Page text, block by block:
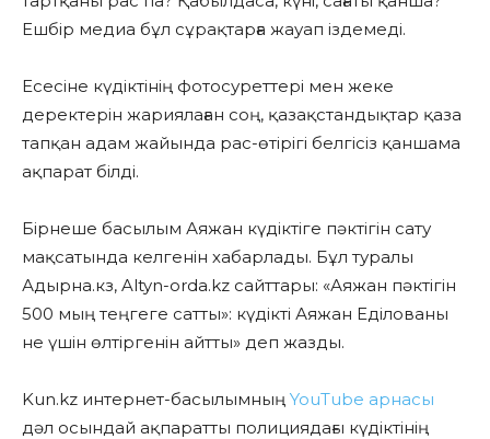
Ешбір медиа бұл сұрақтарға жауап іздемеді.
Есесіне күдіктінің фотосуреттері мен жеке
деректерін жариялаған соң, қазақстандықтар қаза
тапқан адам жайында рас-өтірігі белгісіз қаншама
ақпарат білді.
Бірнеше басылым Аяжан күдіктіге пәктігін сату
мақсатында келгенін хабарлады. Бұл туралы
Адырна.кз, Altyn-orda.kz сайттары: «Аяжан пәктігін
500 мың теңгеге сатты»: күдікті Аяжан Еділованы
не үшін өлтіргенін айтты» деп жазды.
Kun.kz интернет-басылымның YouTube арнасы
дәл осындай ақпаратты полициядағы күдіктінің